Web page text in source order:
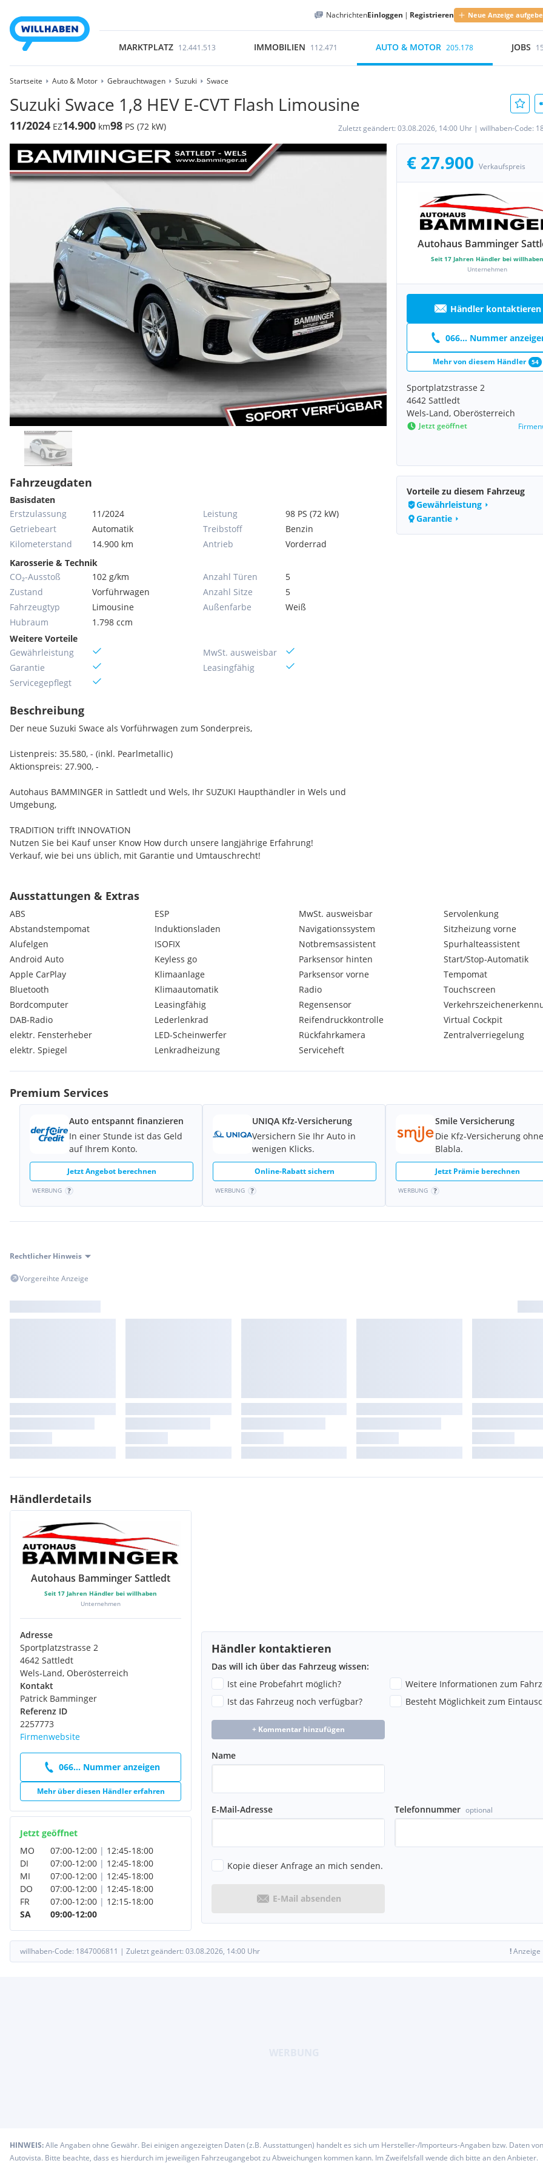
NachrichtenEinloggen | Registrieren Neue Anzeige
MARKTPLATZ 12.441.513 IMMOBILIEN 112.471 AUTO & MOTOR 205.178 JOBS
Startseite Auto & Motor Gebrauchtwagen Suzuki Swace
Suzuki Swace 1,8 HEV E-CVT Flash Limousine
11/2024 EZ14.900 km98 PS (72 kW) Zuletzt geändert: 03.08.2026, 14:00 Uhr | willhaben-Code:
€ 27.900 Verkaufspreis
Autohaus Bamminger
Seit 17 Jahren Händler bei willhaben
Unternehmen
Händler kontaktieren
066... Nummer
Mehr von diesem Händler 54
Sportplatzstrasse 2
4642 Sattledt
Wels-Land, Oberösterreich
Jetzt geöffnet
Fahrzeugdaten
Basisdaten
Erstzulassung
11/2024
Getriebeart
Automatik
Kilometerstand
14.900 km
Leistung
98 PS (72 kW)
Treibstoff
Benzin
Antrieb
Vorderrad
Karosserie & Technik
CO₂-Ausstoß
102 g/km
Zustand
Vorführwagen
Fahrzeugtyp
Limousine
Hubraum
1.798 ccm
Anzahl Türen
5
Anzahl Sitze
5
Außenfarbe
Weiß
Weitere Vorteile
Gewährleistung
Garantie
Servicegepflegt
MwSt. ausweisbar
Leasingfähig
Beschreibung
Der neue Suzuki Swace als Vorführwagen zum Sonderpreis,
Listenpreis: 35.580, - (inkl. Pearlmetallic)
Aktionspreis: 27.900, -
Autohaus BAMMINGER in Sattledt und Wels, Ihr SUZUKI Haupthändler in Wels und
Umgebung,
TRADITION trifft INNOVATION
Nutzen Sie bei Kauf unser Know How durch unsere langjährige Erfahrung!
Verkauf, wie bei uns üblich, mit Garantie und Umtauschrecht!
Für weitere Fragen steht Ihnen unsere Verkaufsberater zur Verfügung:
Herr Patrick Bamminger
Herr Thomas Waage
Herr Mario Bamminger
HINWEIS: Bei einigen angezeigten Daten (z.B. Serienausstattungen) handelt es sich um
Hersteller/ Importeurs Angaben bzw. Angaben von Eurotax. Bitte beachten Sie, dass es
hierdurch zu Abweichungen zum jeweiligen Fahrzeugangebot kommen kann. Alle Angaben
ohne Gewähr, Fotos können Symbolfotos sein und können dem Original abweichen.
Vorteile zu diesem Fahrzeug
Gewährleistung
Garantie
Ausstattungen & Extras
ABS
Abstandstempomat
Alufelgen
Android Auto
Apple CarPlay
Bluetooth
Bordcomputer
DAB-Radio
elektr. Fensterheber
elektr. Spiegel
ESP
Induktionsladen
ISOFIX
Keyless go
Klimaanlage
Klimaautomatik
Leasingfähig
Lederlenkrad
LED-Scheinwerfer
Lenkradheizung
MwSt. ausweisbar
Navigationssystem
Notbremsassistent
Parksensor hinten
Parksensor vorne
Radio
Regensensor
Reifendruckkontrolle
Rückfahrkamera
Serviceheft
Servolenkung
Sitzheizung vorne
Spurhalteassistent
Start/Stop-Automatik
Tempomat
Touchscreen
Virtual Cockpit
Zentralverriegelung
Premium Services
Auto entspannt finanzieren
In einer Stunde ist das Geld
auf Ihrem Konto.
Jetzt Angebot berechnen
WERBUNG
UNIQA Kfz-Versicherung
Versichern Sie Ihr Auto in
wenigen Klicks.
Online-Rabatt sichern
WERBUNG
Smile Versicherung
Die Kfz-Versicherung ohne
Blabla.
Jetzt Prämie berechnen
WERBUNG
Rechtlicher Hinweis
Vorgereihte Anzeige
Händlerdetails
Autohaus Bamminger Sattledt
Seit 17 Jahren Händler bei willhaben
Unternehmen
Adresse
Sportplatzstrasse 2
4642 Sattledt
Wels-Land, Oberösterreich
Kontakt
Patrick Bamminger
Referenz ID
2257773
Firmenwebsite
066... Nummer anzeigen
Mehr über diesen Händler erfahren
Jetzt geöffnet
MO
07:00-12:00 | 12:45-18:00
DI
07:00-12:00 | 12:45-18:00
MI
07:00-12:00 | 12:45-18:00
DO
07:00-12:00 | 12:45-18:00
FR
07:00-12:00 | 12:15-18:00
SA
09:00-12:00
Händler kontaktieren
Das will ich über das Fahrzeug wissen:
Ist eine Probefahrt möglich?
Weitere Informationen zum
Ist das Fahrzeug noch verfügbar?
Besteht Möglichkeit zum
+ Kommentar hinzufügen
Name
E-Mail-Adresse Telefonnummer optional
Kopie dieser Anfrage an mich senden.
E-Mail absenden
willhaben-Code: 1847006811 | Zuletzt geändert: 03.08.2026, 14:00 Uhr !Anzeige
HINWEIS:Alle Angaben ohne Gewähr. Bei einigen angezeigten Daten (z.B. Ausstattungen) handelt es sich um Hersteller-/Importeurs-Angaben bzw. Daten von
Autovista. Bitte beachte, dass es hierdurch im jeweiligen Fahrzeugangebot zu Abweichungen kommen kann. Im Zweifelsfall wende dich bitte an den Anbieter.